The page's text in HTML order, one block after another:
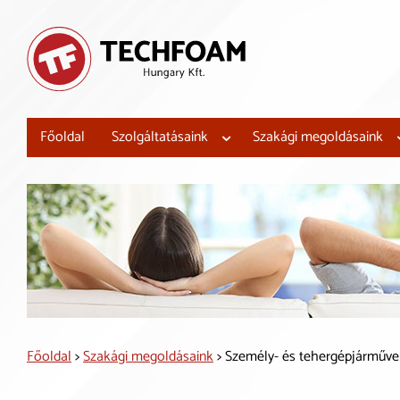
Főoldal Szolgáltatásaink Szakági megoldásaink
Főoldal>Szakági megoldásaink> Személy- és